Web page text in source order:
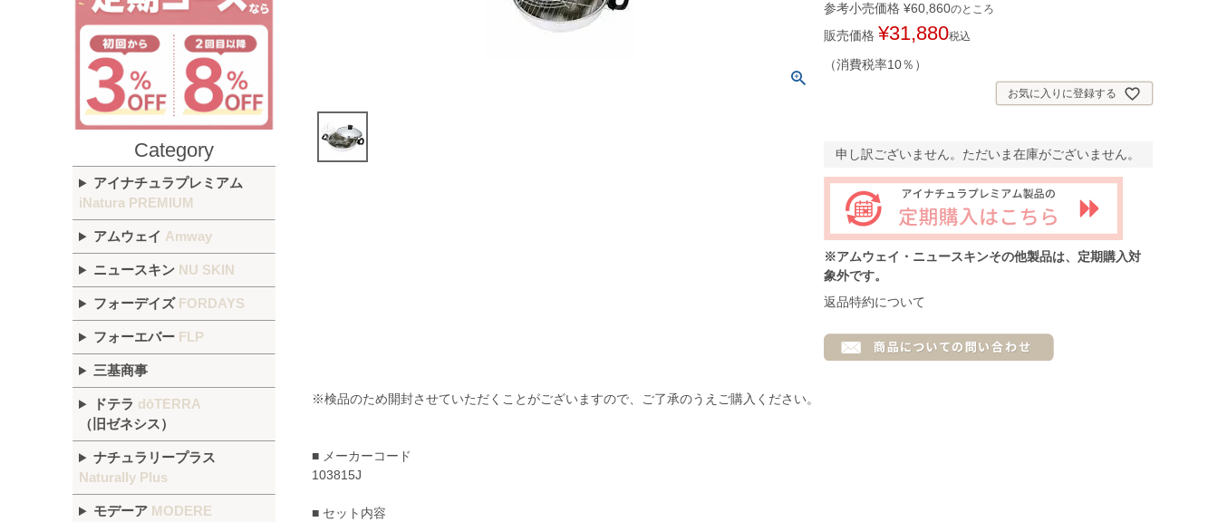
Category
アイナチュラプレミアム
iNatura PREMIUM
アムウェイ Amway
ニュースキン NU SKIN
フォーデイズ FORDAYS
フォーエバー FLP
三基商事
ドテラ dōTERRA
（旧ゼネシス）
ナチュラリープラス
Naturally Plus
モデーア MODERE
参考小売価格 ¥60,860のところ
販売価格 ¥31,880税込
（消費税率10％）
お気に入りに登録する
申し訳ございません。ただいま在庫がございません。
※アムウェイ・ニュースキンその他製品は、定期購入対
象外です。
返品特約について
※検品のため開封させていただくことがございますので、ご了承のうえご購入ください。
■ メーカーコード
103815J
■ セット内容